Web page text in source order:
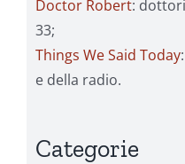
Doctor Robert:
33;
Things We Said Today
e della radio.
Categorie